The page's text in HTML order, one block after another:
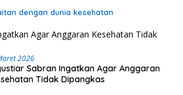
dengan dunia kesehatan
2026
Sabran Ingatkan Agar Anggaran
Tidak Dipangkas